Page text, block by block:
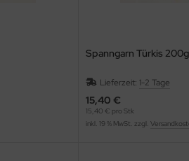
Spanngarn Türkis 200g
Lieferzeit: 1-2 Tage
15,40 €
15,40 € pro Stk
inkl. 19 % MwSt. zzgl.